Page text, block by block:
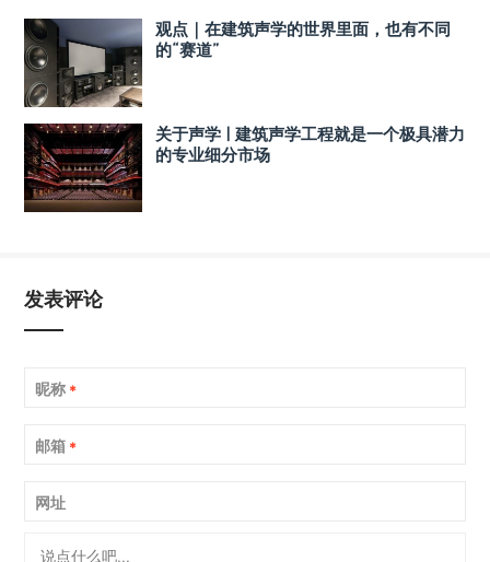
观点｜在建筑声学的世界里面，也有不同
的“赛道”
关于声学 | 建筑声学工程就是一个极具潜力
的专业细分市场
发表评论
昵称 *
邮箱 *
网址